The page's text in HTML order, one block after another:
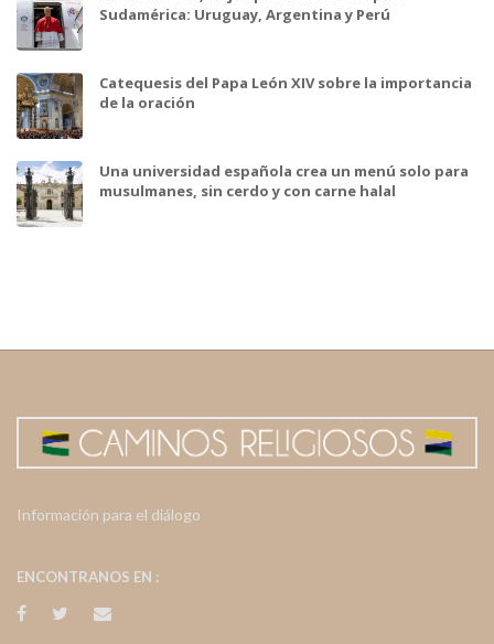
Sudamérica: Uruguay, Argentina y Perú
Catequesis del Papa León XIV sobre la importancia
de la oración
Una universidad española crea un menú solo para
musulmanes, sin cerdo y con carne halal
Información para el diálogo
ENCONTRANOS EN :